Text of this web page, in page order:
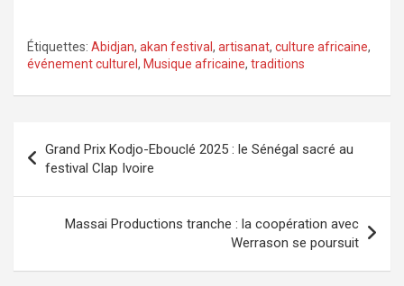
Étiquettes: Abidjan, akan festival , artisanat, culture africaine,
événement culturel , Musique africaine, traditions
de
l’article
Grand Prix Kodjo-Ebouclé 2025 : le Sénégal sacré au
festival Clap Ivoire
Massai Productions tranche : la coopération avec
Werrason se poursuit